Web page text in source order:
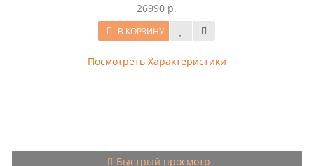
26990 р.
В КОРЗИНУ
Посмотреть Характеристики
Быстрый просмотр